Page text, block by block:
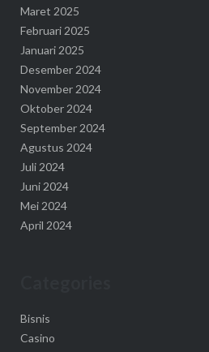
Maret 2025
Februari 2025
Januari 2025
Desember 2024
November 2024
Oktober 2024
September 2024
Agustus 2024
Juli 2024
Juni 2024
Mei 2024
April 2024
Bisnis
Casino